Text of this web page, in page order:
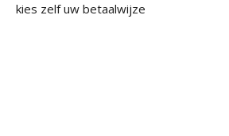
kies zelf uw betaalwijze